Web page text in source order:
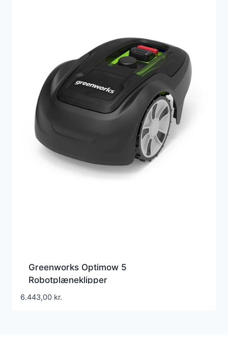
Greenworks Optimow 5
Robotplæneklipper
6.443,00 kr.